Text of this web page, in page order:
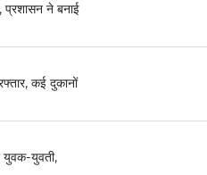
ने बनाई
कई दुकानों
युवक-युवती,